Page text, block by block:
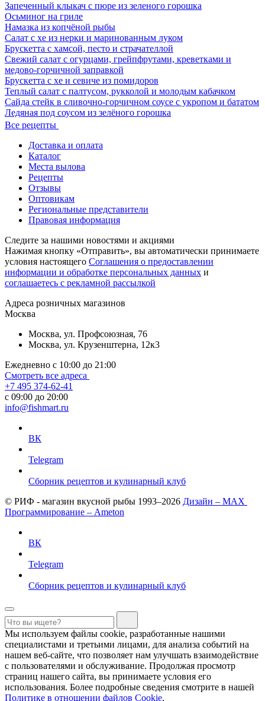
Запеченный клыкач с пюре из зеленого горошка
Осьминог на гриле
Намазка из копчёной рыбы
Салат с хе из нерки и маринованным луком
Брускетта с хамсой, песто и страчателлой
Свежий салат с огурцами, грейпфрутами, креветками и
медово-горчичной заправкой
Брускетта с хе и севиче из помидоров
Теплый салат с палтусом, рукколой и молодым кабачком
Сайда стейк в сливочно-горчичном соусе с укропом и бататом
Ледяная под соусом из зелёного горошка
Все рецепты
Доставка и оплата
Каталог
Места вылова
Рецепты
Отзывы
Оптовикам
Региональные представители
Правовая информация
Следите за нашими новостями и акциями
Нажимая кнопку «Отправить», вы автоматически принимаете
условия настоящего Cоглашения о предоставлении
информации и обработке персональных данных и
соглашаетесь с рекламной рассылкой
Aдреса розничных магазинов
Москва
Москва, ул. Профсоюзная, 76
Москва, ул. Крузенштерна, 12к3
Ежедневно с 10:00 до 21:00
Смотреть все адреса
+7 495 374-62-41
c 09:00 до 20:00
info@fishmart.ru
ВК
Telegram
Сборник рецептов и кулинарный клуб
© РИФ - магазин вкусной рыбы 1993–2026 Дизайн – MAX
Программирование – Ameton
ВК
Telegram
Сборник рецептов и кулинарный клуб
Мы используем файлы cookie, разработанные нашими
специалистами и третьими лицами, для анализа событий на
нашем веб-сайте, что позволяет нам улучшать взаимодействие
с пользователями и обслуживание. Продолжая просмотр
страниц нашего сайта, вы принимаете условия его
использования. Более подробные сведения смотрите в нашей
Политике в отношении файлов Cookie.